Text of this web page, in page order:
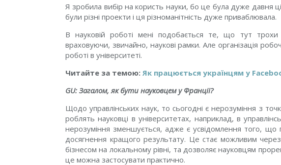
Я зробила вибір на користь науки, бо це була дуже давня
були різні проекти і ця різноманітність дуже приваблювала.
В науковій роботі мені подобається те, що тут трохи
враховуючи, звичайно, наукові рамки. Але організація
роботі в університеті.
Читайте за темою: Як працюється українцям у
GU: Загалом, як бути науковцем у Франції?
Щодо управлінських наук, то сьогодні є нерозуміння з
роблять науковці в університетах, наприклад, в
нерозуміння зменшується, адже є усвідомлення того, що
досягнення кращого результату. Це стає можливим через
бізнесом на локальному рівні, та дозволяє науковцям
це можна застосувати практично.